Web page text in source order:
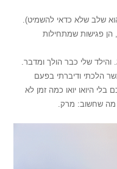
שלב שלא כדאי להשמיט).
פגישות שמתחילות
והילד שלי כבר הולך ומדבר.
הלכתי ודיברתי בפעם
היואו יואו כמה זמן לא
מה שחשוב: מרק.